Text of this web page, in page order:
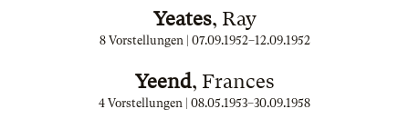
Yeates, Ray
8 Vorstellungen | 07.09.1952–12.09.1952
Yeend, Frances
4 Vorstellungen | 08.05.1953–30.09.1958